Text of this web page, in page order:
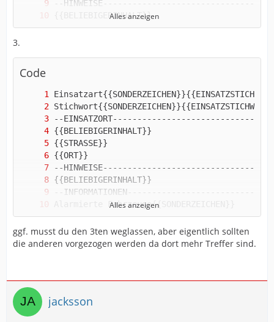
{{BELIEBIGERINHALT}}
Alles anzeigen
3.
Code
Alles anzeigen
ggf. musst du den 3ten weglassen, aber eigentlich sollten
die anderen vorgezogen werden da dort mehr Treffer sind.
jacksson